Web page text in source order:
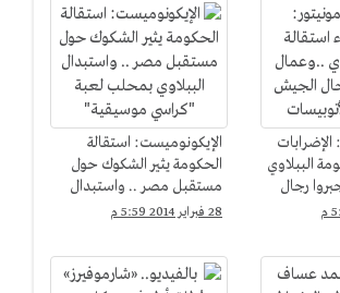
الببلاوي
رجال
الإيكونوميست: استقالة
الحكومة يثير الشكوك حول
مستقبل مصر .. واستبدال
الببلاوي بمحلب لعبة
28 فبراير 2014 5:59 م